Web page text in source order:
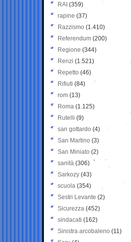
RAI (359)
rapine (37)
Razzismo (1.410)
Referendum (200)
Regione (344)
Renzi (1.521)
Repetto (46)
Rifiuti (84)
rom (13)
Roma (1.125)
Rutelli (9)
san gottardo (4)
San Martino (3)
San Miniato (2)
sanità (306)
Sarkozy (43)
scuola (354)
Sestri Levante (2)
Sicurezza (452)
sindacati (162)
Sinistra arcobaleno (11)